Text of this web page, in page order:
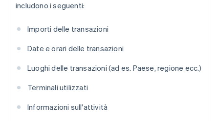
includono i seguenti:
Importi delle transazioni
Date e orari delle transazioni
Luoghi delle transazioni (ad es. Paese, regione ecc.)
Terminali utilizzati
Informazioni sull'attività